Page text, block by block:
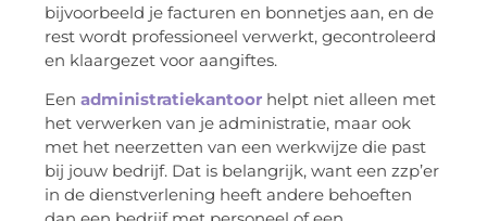
bijvoorbeeld je facturen en bonnetjes aan, en de
rest wordt professioneel verwerkt, gecontroleerd
en klaargezet voor aangiftes.
Een administratiekantoor helpt niet alleen met
het verwerken van je administratie, maar ook
met het neerzetten van een werkwijze die past
bij jouw bedrijf. Dat is belangrijk, want een zzp’er
in de dienstverlening heeft andere behoeften